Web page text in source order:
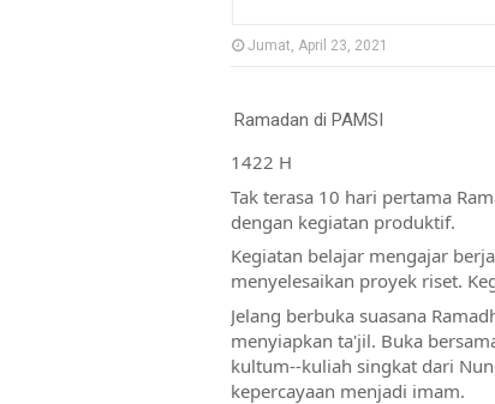
Jumat, April 23, 2021
Ramadan di PAMSI
1422 H
Tak terasa 10 hari pertama
dengan kegiatan produktif.
Kegiatan belajar mengajar
menyelesaikan proyek riset.
Jelang berbuka suasana
menyiapkan ta'jil. Buka
kultum--kuliah singkat dari
kepercayaan menjadi imam.